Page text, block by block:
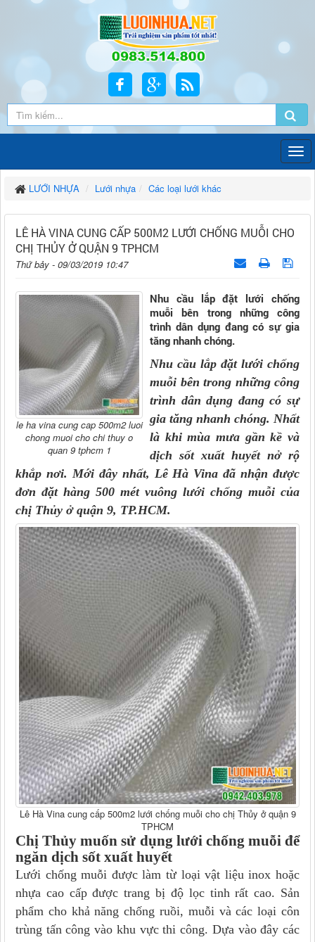
LƯỚI NHỰA Lưới nhựa Các loại lưới khác
LÊ HÀ VINA CUNG CẤP 500M2 LƯỚI CHỐNG MUỖI CHO
CHỊ THỦY Ở QUẬN 9 TPHCM
Thứ bảy - 09/03/2019 10:47
le ha vina cung cap 500m2 luoi
chong muoi cho chi thuy o
quan 9 tphcm 1
Nhu cầu lắp đặt lưới chống
muỗi bên trong những công
trình dân dụng đang có sự gia
tăng nhanh chóng.
Nhu cầu lắp đặt lưới chống
muỗi bên trong những công
trình dân dụng đang có sự
gia tăng nhanh chóng. Nhất
là khi mùa mưa gần kề và
dịch sốt xuất huyết nở rộ
khắp nơi. Mới đây nhất, Lê Hà Vina đã nhận được
đơn đặt hàng 500 mét vuông lưới chống muỗi của
chị Thủy ở quận 9, TP.HCM.
Lê Hà Vina cung cấp 500m2 lưới chống muỗi cho chị Thủy ở quận 9
TPHCM
Chị Thủy muốn sử dụng lưới chống muỗi để
ngăn dịch sốt xuất huyết
Lưới chống muỗi được làm từ loại vật liệu inox hoặc
nhựa cao cấp được trang bị độ lọc tinh rất cao. Sản
phẩm cho khả năng chống ruồi, muỗi và các loại côn
trùng tấn công vào khu vực thi công. Dựa vào đây các